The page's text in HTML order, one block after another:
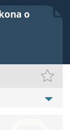
o